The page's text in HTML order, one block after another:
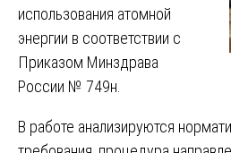
использования атомной
энергии в соответствии с
Приказом Минздрава
России № 749н.
В работе анализируются